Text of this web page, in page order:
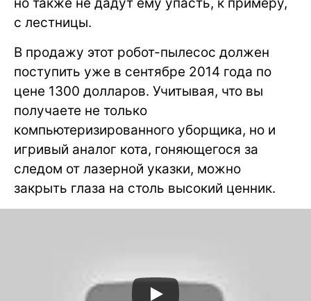
но также не дадут ему упасть, к примеру,
с лестницы.
В продажу этот робот-пылесос должен
поступить уже в сентябре 2014 года по
цене 1300 долларов. Учитывая, что вы
получаете не только
компьютеризированного уборщика, но и
игривый аналог кота, гоняющегося за
следом от лазерной указки, можно
закрыть глаза на столь высокий ценник.